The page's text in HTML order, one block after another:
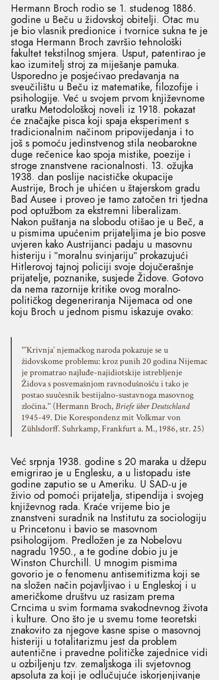
Hermann Broch rodio se 1. studenog 1886.
godine u Beču u židovskoj obitelji. Otac mu
je bio vlasnik predionice i tvornice sukna te je
stoga Hermann Broch završio tehnološki
fakultet tekstilnog smjera. Usput, patentirao je
kao izumitelj stroj za miješanje pamuka.
Usporedno je posjećivao predavanja na
sveučilištu u Beču iz matematike, filozofije i
psihologije. Već u svojem prvom književnome
uratku Metodološkoj noveli iz 1918. pokazat
će značajke pisca koji spaja eksperiment s
tradicionalnim načinom pripovijedanja i to
još s pomoću jedinstvenog stila neobarokne
duge rečenice kao spoja mistike, poezije i
stroge znanstvene racionalnosti. 13. ožujka
1938. dan poslije nacističke okupacije
Austrije, Broch je uhićen u štajerskom gradu
Bad Ausee i proveo je tamo zatočen tri tjedna
pod optužbom za ekstremni liberalizam.
Nakon puštanja na slobodu otišao je u Beč, a
u pismima upućenim prijateljima je bio posve
uvjeren kako Austrijanci padaju u masovnu
histeriju i ʺmoralnu svinjarijuʺ prokazujući
Hitlerovoj tajnoj policiji svoje dojučerašnje
prijatelje, poznanike, susjede Židove. Gotovo
da nema razornije kritike ovog moralno-
političkog degeneriranja Nijemaca od one
koju Broch u jednom pismu iskazuje ovako:
ʺ’Krivnja’ njemačkog naroda pokazuje se u
židovskome problemu: kroz punih 20 godina Nijemac
je promatrao najluđe-najidiotskije istrebljenje
Židova s posvemašnjom ravnodušnošću i tako je
postao suučesnik bestijalno-sustavnoga masovnog
zločina.ʺ (Hermann Broch,Briefe über Deutschland
1945-49. Die Korespondenz mit Volkmar von
Zühlsdorff. Suhrkamp, Frankfurt a. M., 1986, str. 25)
Već srpnja 1938. godine s 20 maraka u džepu
emigrirao je u Englesku, a u listopadu iste
godine zaputio se u Ameriku. U SAD-u je
živio od pomoći prijatelja, stipendija i svojeg
književnog rada. Kraće vrijeme bio je
znanstveni suradnik na Institutu za sociologiju
u Princetonu i bavio se masovnom
psihologijom. Predložen je za Nobelovu
nagradu 1950., a te godine dobio ju je
Winston Churchill. U mnogim pismima
govorio je o fenomenu antisemitizma koji se
na složen način pojavljivao i u Engleskoj i u
američkome društvu uz rasizam prema
Crncima u svim formama svakodnevnog života
i kulture. Ono što je u svemu tome teoretski
znakovito za njegove kasne spise o masovnoj
histeriji u totalitarizmu jest da problem
autentične i pravedne političke zajednice vidi
u ozbiljenju tzv. zemaljskoga ili svjetovnog
apsoluta za koji je odlučujuće iskorjenjivanje